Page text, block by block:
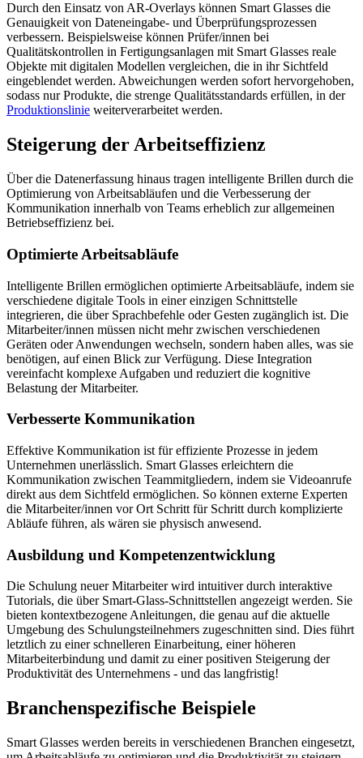
Durch den Einsatz von AR-Overlays können Smart Glasses die
Genauigkeit von Dateneingabe- und Überprüfungsprozessen
verbessern. Beispielsweise können Prüfer/innen bei
Qualitätskontrollen in Fertigungsanlagen mit Smart Glasses reale
Objekte mit digitalen Modellen vergleichen, die in ihr Sichtfeld
eingeblendet werden. Abweichungen werden sofort hervorgehoben,
sodass nur Produkte, die strenge Qualitätsstandards erfüllen, in der
Produktionslinie weiterverarbeitet werden.
Steigerung der Arbeitseffizienz
Über die Datenerfassung hinaus tragen intelligente Brillen durch die
Optimierung von Arbeitsabläufen und die Verbesserung der
Kommunikation innerhalb von Teams erheblich zur allgemeinen
Betriebseffizienz bei.
Optimierte Arbeitsabläufe
Intelligente Brillen ermöglichen optimierte Arbeitsabläufe, indem sie
verschiedene digitale Tools in einer einzigen Schnittstelle
integrieren, die über Sprachbefehle oder Gesten zugänglich ist. Die
Mitarbeiter/innen müssen nicht mehr zwischen verschiedenen
Geräten oder Anwendungen wechseln, sondern haben alles, was sie
benötigen, auf einen Blick zur Verfügung. Diese Integration
vereinfacht komplexe Aufgaben und reduziert die kognitive
Belastung der Mitarbeiter.
Verbesserte Kommunikation
Effektive Kommunikation ist für effiziente Prozesse in jedem
Unternehmen unerlässlich. Smart Glasses erleichtern die
Kommunikation zwischen Teammitgliedern, indem sie Videoanrufe
direkt aus dem Sichtfeld ermöglichen. So können externe Experten
die Mitarbeiter/innen vor Ort Schritt für Schritt durch komplizierte
Abläufe führen, als wären sie physisch anwesend.
Ausbildung und Kompetenzentwicklung
Die Schulung neuer Mitarbeiter wird intuitiver durch interaktive
Tutorials, die über Smart-Glass-Schnittstellen angezeigt werden. Sie
bieten kontextbezogene Anleitungen, die genau auf die aktuelle
Umgebung des Schulungsteilnehmers zugeschnitten sind. Dies führt
letztlich zu einer schnelleren Einarbeitung, einer höheren
Mitarbeiterbindung und damit zu einer positiven Steigerung der
Produktivität des Unternehmens - und das langfristig!
Branchenspezifische Beispiele
Smart Glasses werden bereits in verschiedenen Branchen eingesetzt,